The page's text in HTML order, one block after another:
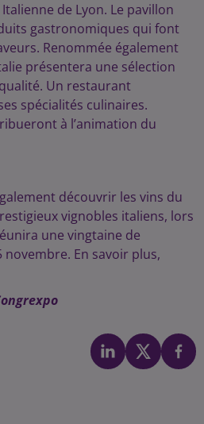
de Lyon. Le pavillon
gastronomiques qui font
Renommée également
présentera une sélection
Un restaurant
spécialités culinaires.
à l’animation du
découvrir les vins du
vignobles italiens, lors
une vingtaine de
En savoir plus,